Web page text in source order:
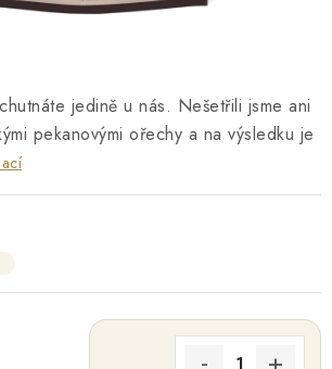
jedině u nás. Nešetřili jsme ani
pekanovými ořechy a na výsledku je